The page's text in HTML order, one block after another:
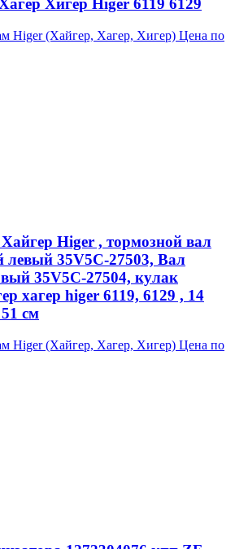
Хигер Higer 6119 6129
Higer (Хайгер, Хагер, Хигер) Цена по
Higer , тормозной вал
левый 35V5C-27503, Вал
35V5C-27504, кулак
хагер higer 6119, 6129 , 14
см
Higer (Хайгер, Хагер, Хигер) Цена по